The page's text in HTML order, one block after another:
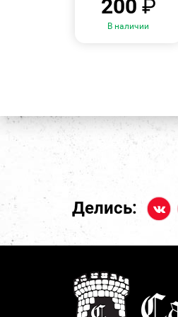
200 ₽
В наличии
Делись: